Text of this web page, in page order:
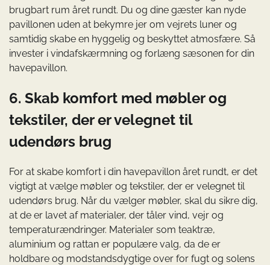
brugbart rum året rundt. Du og dine gæster kan nyde
pavillonen uden at bekymre jer om vejrets luner og
samtidig skabe en hyggelig og beskyttet atmosfære. Så
invester i vindafskærmning og forlæng sæsonen for din
havepavillon.
6. Skab komfort med møbler og
tekstiler, der er velegnet til
udendørs brug
For at skabe komfort i din havepavillon året rundt, er det
vigtigt at vælge møbler og tekstiler, der er velegnet til
udendørs brug. Når du vælger møbler, skal du sikre dig,
at de er lavet af materialer, der tåler vind, vejr og
temperaturændringer. Materialer som teaktræ,
aluminium og rattan er populære valg, da de er
holdbare og modstandsdygtige over for fugt og solens